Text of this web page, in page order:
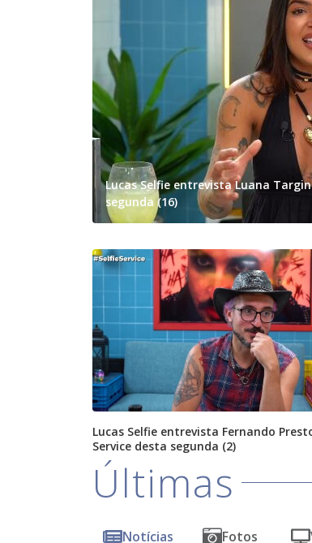
Lucas Selfie entrevista Luana
segunda (16)
Lucas Selfie entrevista Fernando
Service desta segunda (2)
Últimas
Notícias Fotos